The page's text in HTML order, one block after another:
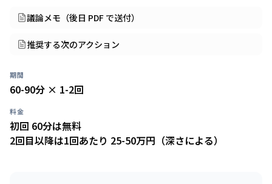
議論メモ（後日 PDF で送付）
推奨する次のアクション
期間
60-90分 × 1-2回
料金
初回 60分は無料
2回目以降は1回あたり 25-50万円（深さによる）